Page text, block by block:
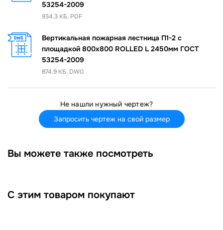
53254-2009
934.3 КБ, PDF
Вертикальная пожарная лестница П1-2 с
площадкой 800х800 ROLLED L 2450мм ГОСТ
53254-2009
874.9 КБ, DWG
Не нашли нужный чертеж?
Запросить чертеж на свой размер
Вы можете также посмотреть
С этим товаром покупают